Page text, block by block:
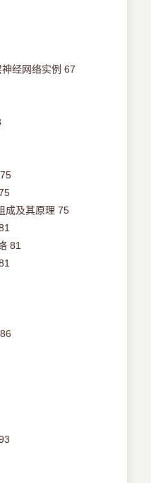
经网络实例 67
成及其原理 75
81